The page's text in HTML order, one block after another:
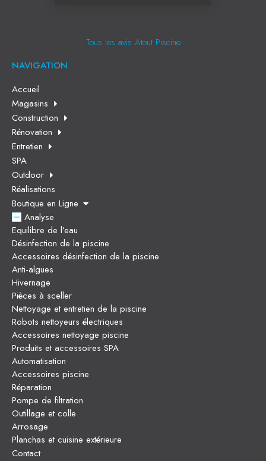
Tous les avis Atout Piscine
NAVIGATION
Accueil
Magasins
Construction
Rénovation
Entretien
SPA
Outdoor
Réalisations
Boutique en Ligne
Analyse
Equilibre de l’eau
Désinfection de la piscine
Accessoires désinfection de la piscine
Anti-algues
Hivernage
Pièces à sceller
Nettoyage et entretien de la piscine
Robots nettoyeurs électriques
Accessoires nettoyage piscine
Produits et accessoires SPA
Automatisation
Accessoires piscine
Réparation
Pompe de filtration
Outillage et colle
Arrosage
Planchas et cuisine extérieure
Contact